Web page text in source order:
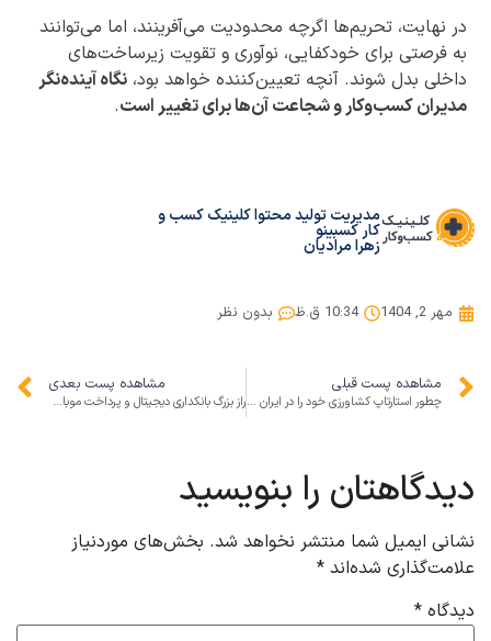
در نهایت، تحریم‌ها اگرچه محدودیت می‌آفرینند، اما می‌توانند
به فرصتی برای خودکفایی، نوآوری و تقویت زیرساخت‌های
داخلی بدل شوند. آنچه تعیین‌کننده خواهد بود، نگاه آینده‌نگر
مدیران کسب‌وکار و شجاعت آن‌ها برای تغییر است.
مدیریت تولید محتوا کلینیک کسب و
کار کسبینو
زهرا مرادیان
مهر 2, 1404 10:34 ق.ظ بدون نظر
مشاهده پست قبلی
چطور استارتاپ کشاورزی خود را در ایران راه‌اندازی کنیم: ایده‌ها و راهکارهای عملی برای کسب‌وکار موفق در ۲۰۲۵
مشاهده پست بعدی
راز بزرگ بانکداری دیجیتال و پرداخت موبایلی در ایران
دیدگاهتان را بنویسید
نشانی ایمیل شما منتشر نخواهد شد. بخش‌های موردنیاز
علامت‌گذاری شده‌اند *
دیدگاه *